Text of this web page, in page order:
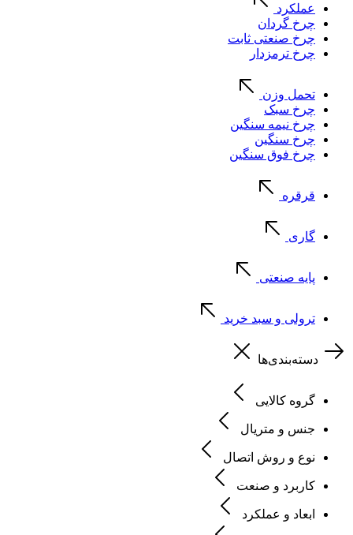
عملکرد
چرخ گردان
چرخ صنعتی ثابت
چرخ ترمزدار
تحمل وزن
چرخ سبک
چرخ نیمه سنگین
چرخ سنگین
چرخ فوق سنگین
قرقره
گاری
پایه صنعتی
ترولی و سبد خرید
دسته‌بندی‌ها
گروه کالایی
جنس و متریال
نوع و روش اتصال
کاربرد و صنعت
ابعاد و عملکرد